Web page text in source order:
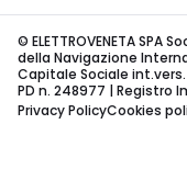
© ELETTROVENETA SPA
della Navigazione
Capitale Sociale int.vers.
PD n. 248977 | Registro
Privacy PolicyCookies